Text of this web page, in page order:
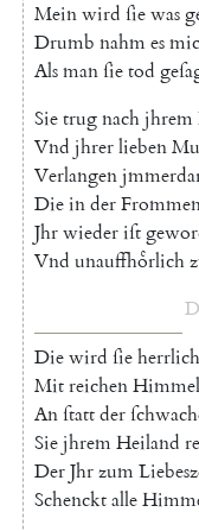
Meinwird ſiewas
Drumb nahmes
Alsmanſietod
Sietrugnachjhrem
Vnd jhrerlieben
Verlangen
Dieinder
Jhrwiederiſt
Vnd unauffhoͤrlich
Diewird ſieherrlich
Mitreichen
Anſtattder
SiejhremHeiland
DerJhrzum
Schencktalle